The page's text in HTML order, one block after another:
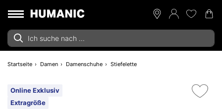
Startseite Damen Damenschuhe Stiefelette
Online Exklusiv
Extragröße